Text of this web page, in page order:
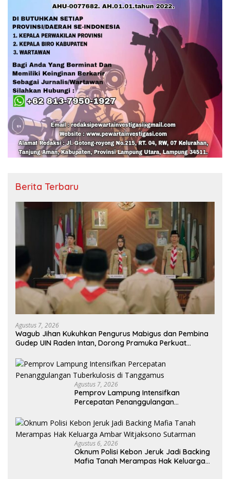
Berita Terbaru
Agustus 7, 2026
Wagub Jihan Kukuhkan Pengurus Mabigus dan Pembina
Gudep UIN Raden Intan, Dorong Pramuka Perkuat
Agustus 7, 2026
Pemprov Lampung Intensifkan
Percepatan Penanggulangan
Agustus 6, 2026
Oknum Polisi Kebon Jeruk Jadi Backing
Mafia Tanah Merampas Hak Keluarga